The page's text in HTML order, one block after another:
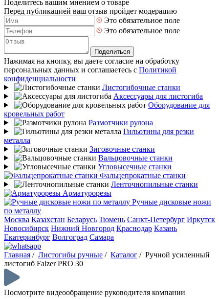
Поделитесь вашим мнением о товаре
Перед публикацией ваш отзыв пройдет модерацию
Это обязательное поле
Это обязательное поле
Поделиться
Нажимая на кнопку, вы даете согласие на обработку
персональных данных и соглашаетесь с Политикой
конфиденциальности
Листогибочные станки
Аксессуары для листогиба
Оборудование для
кровельных работ
Размотчики рулона
Гильотины для резки
металла
Зиговочные станки
Вальцовочные станки
Угловысечные станки
Фальцепрокатные станки
Ленточнопильные станки
Арматурорезы
Ручные дисковые ножи
по металлу
Москва Казахстан Беларусь Тюмень Санкт-Петербург Иркутск
Новосибирск Нижний Новгород Краснодар Казань
Екатеринбург Волгоград Самара
Главная / Листогибы ручные / Каталог / Ручной усиленный
листогиб Falzer PRO 30
Посмотрите видеообращение руководителя компании